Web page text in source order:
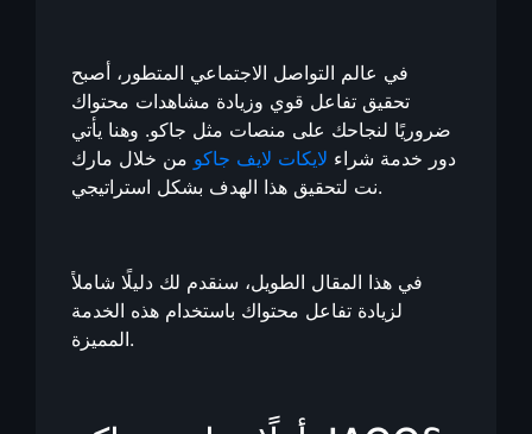
في عالم التواصل الاجتماعي المتطور، أصبح
تحقيق تفاعل قوي وزيادة مشاهدات محتواك
ضروريًا لنجاحك على منصات مثل جاكو. وهنا يأتي
دور خدمة شراء لايكات لايف جاكو من خلال مارك
نت لتحقيق هذا الهدف بشكل استراتيجي.
في هذا المقال الطويل، سنقدم لك دليلًا شاملاً
لزيادة تفاعل محتواك باستخدام هذه الخدمة
المميزة.